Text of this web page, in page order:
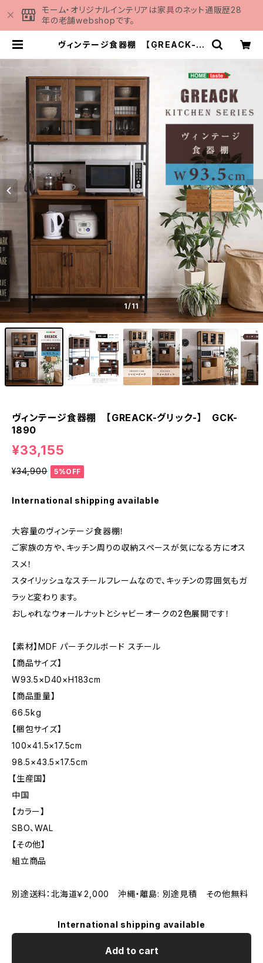
モーム・オリジナルインテリアは家具のネット通販歴28
年の老舗webshopです。
ヴィンテージ食器棚 【GREACK-グ
1/11
ヴィンテージ食器棚 【GREACK-グリック-】 GCK-
1890
¥33,155
¥34,900 5%OFF
International shipping available
大容量のヴィンテージ食器棚！
ご家族の方や、キッチン周りの収納スペースが気になる方にオス
スメ！
スタイリッシュなスチールフレームなので、キッチンの雰囲気もガ
ラッと変わります。
おしゃれなウォールナットとシャビーオークの2色展開です！
【素材】MDF パーチクルボード スチール
【商品サイズ】
W93.5×D40×H183cm
【商品重量】
66.5kg
【梱包サイズ】
100×41.5×17.5cm
98.5×43.5×17.5cm
【生産国】
中国
【カラー】
SBO、WAL
【その他】
組立商品
別途送料：北海道￥2,000 沖縄・離島: 別途見積 その他無料
International shipping available
Add to cart